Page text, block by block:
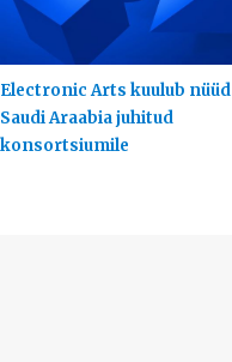
Electronic Arts kuulub nüüd
Saudi Araabia juhitud
konsortsiumile